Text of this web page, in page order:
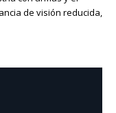
de visión reducida,